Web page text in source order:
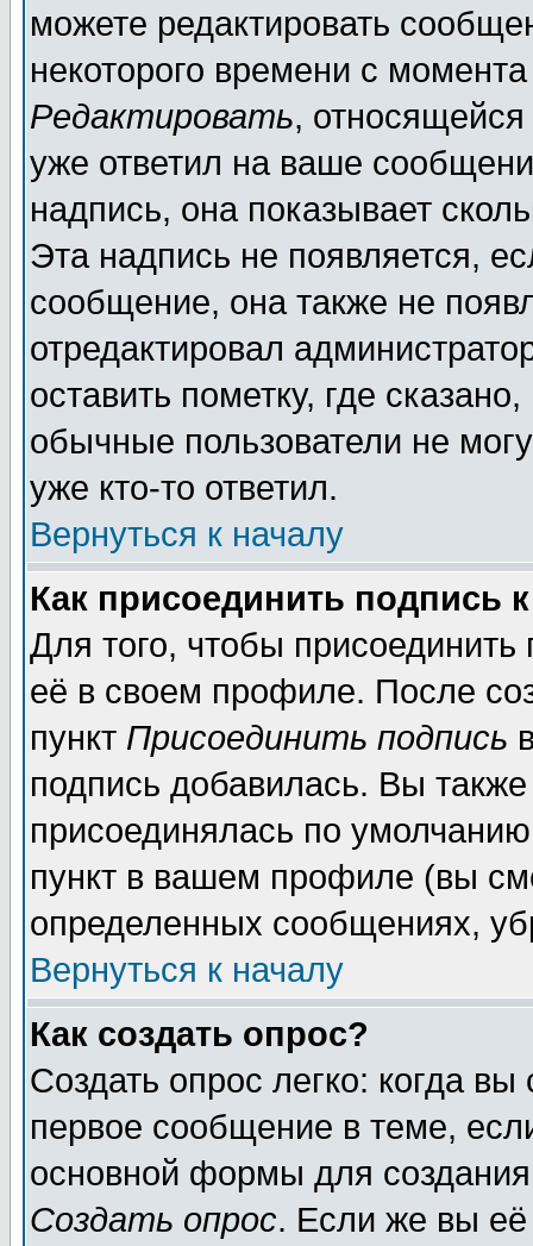
можете редактировать
некоторого времени с
Редактировать,
уже ответил на ваше
надпись, она показывает
Эта надпись не появляется,
сообщение, она также не
отредактировал
оставить пометку, где
обычные пользователи не
уже кто-то ответил.
Вернуться к началу
Как присоединить подпись
Для того, чтобы
её в своем профиле. После
пункт Присоединить подпись
подпись добавилась. Вы
присоединялась по
пункт в вашем профиле (вы
определенных сообщениях,
Вернуться к началу
Как создать опрос?
Создать опрос легко: когда
первое сообщение в теме,
основной формы для
Создать опрос. Если же вы её